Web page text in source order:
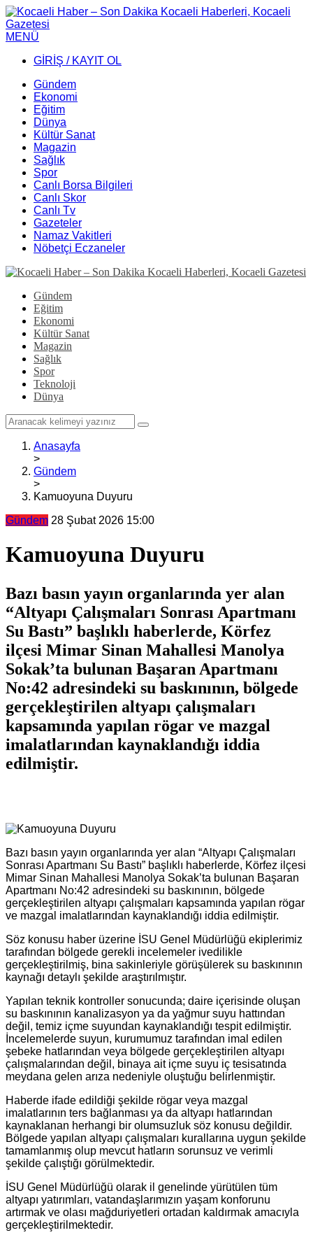
MENÜ
GİRİŞ / KAYIT OL
Gündem
Ekonomi
Eğitim
Dünya
Kültür Sanat
Magazin
Sağlık
Spor
Canlı Borsa Bilgileri
Canlı Skor
Canlı Tv
Gazeteler
Namaz Vakitleri
Nöbetçi Eczaneler
Gündem
Eğitim
Ekonomi
Kültür Sanat
Magazin
Sağlık
Spor
Teknoloji
Dünya
Anasayfa
>
Gündem
>
Kamuoyuna Duyuru
Gündem 28 Şubat 2026 15:00
Kamuoyuna Duyuru
Bazı basın yayın organlarında yer alan
“Altyapı Çalışmaları Sonrası Apartmanı
Su Bastı” başlıklı haberlerde, Körfez
ilçesi Mimar Sinan Mahallesi Manolya
Sokak’ta bulunan Başaran Apartmanı
No:42 adresindeki su baskınının, bölgede
gerçekleştirilen altyapı çalışmaları
kapsamında yapılan rögar ve mazgal
imalatlarından kaynaklandığı iddia
edilmiştir.
Bazı basın yayın organlarında yer alan “Altyapı Çalışmaları
Sonrası Apartmanı Su Bastı” başlıklı haberlerde, Körfez ilçesi
Mimar Sinan Mahallesi Manolya Sokak’ta bulunan Başaran
Apartmanı No:42 adresindeki su baskınının, bölgede
gerçekleştirilen altyapı çalışmaları kapsamında yapılan rögar
ve mazgal imalatlarından kaynaklandığı iddia edilmiştir.
Söz konusu haber üzerine İSU Genel Müdürlüğü ekiplerimiz
tarafından bölgede gerekli incelemeler ivedilikle
gerçekleştirilmiş, bina sakinleriyle görüşülerek su baskınının
kaynağı detaylı şekilde araştırılmıştır.
Yapılan teknik kontroller sonucunda; daire içerisinde oluşan
su baskınının kanalizasyon ya da yağmur suyu hattından
değil, temiz içme suyundan kaynaklandığı tespit edilmiştir.
İncelemelerde suyun, kurumumuz tarafından imal edilen
şebeke hatlarından veya bölgede gerçekleştirilen altyapı
çalışmalarından değil, binaya ait içme suyu iç tesisatında
meydana gelen arıza nedeniyle oluştuğu belirlenmiştir.
Haberde ifade edildiği şekilde rögar veya mazgal
imalatlarının ters bağlanması ya da altyapı hatlarından
kaynaklanan herhangi bir olumsuzluk söz konusu değildir.
Bölgede yapılan altyapı çalışmaları kurallarına uygun şekilde
tamamlanmış olup mevcut hatların sorunsuz ve verimli
şekilde çalıştığı görülmektedir.
İSU Genel Müdürlüğü olarak il genelinde yürütülen tüm
altyapı yatırımları, vatandaşlarımızın yaşam konforunu
artırmak ve olası mağduriyetleri ortadan kaldırmak amacıyla
gerçekleştirilmektedir.